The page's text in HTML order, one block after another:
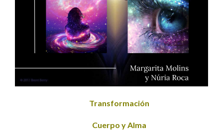
Transformación
Cuerpo y Alma